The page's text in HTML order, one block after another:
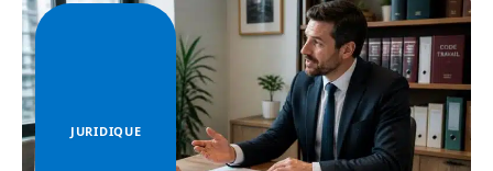
JURIDIQUE